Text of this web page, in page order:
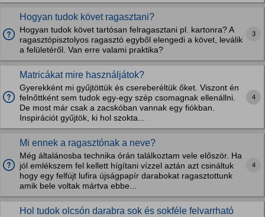
Hogyan tudok követ ragasztani?
Hogyan tudok követ tartósan felragasztani pl. kartonra? A
ragasztópisztolyos ragasztó egyből elengedi a követ, leválik
a felületéről. Van erre valami praktika?
3
Matricákat mire használjátok?
Gyerekként mi gyűjtöttük és csereberéltük őket. Viszont én
felnőttként sem tudok egy-egy szép csomagnak ellenállni.
De most már csak a zacskóban vannak egy fiókban.
Inspirációt gyűjtök, ki hol szokta...
4
Mi ennek a ragasztónak a neve?
Még általánosba technika órán találkoztam vele először. Ha
jól emlékszem fel kellett hígítani vízzel aztán azt csináltuk
hogy egy felfújt lufira újságpapír darabokat ragasztottunk
amik bele voltak mártva ebbe...
4
Hol tudok olcsón darabra sok és sokféle felvarrható